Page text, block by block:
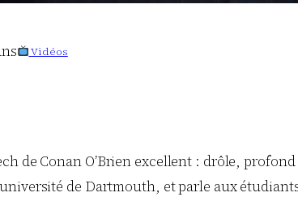
Vidéos
de Conan O’Brien excellent : drôle,
de Dartmouth, et parle aux